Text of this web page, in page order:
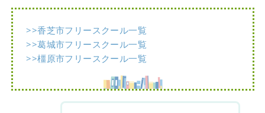
>>香芝市フリースクール一覧
>>葛城市フリースクール一覧
>>橿原市フリースクール一覧